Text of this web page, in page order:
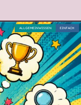
EINFACH
ALLGEMEINWISSEN